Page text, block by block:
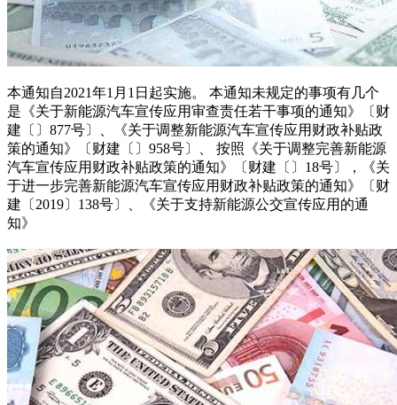
本通知自2021年1月1日起实施。 本通知未规定的事项有几个
是《关于新能源汽车宣传应用审查责任若干事项的通知》〔财
建〔〕877号〕、《关于调整新能源汽车宣传应用财政补贴政
策的通知》〔财建〔〕958号〕、 按照《关于调整完善新能源
汽车宣传应用财政补贴政策的通知》〔财建〔〕18号〕，《关
于进一步完善新能源汽车宣传应用财政补贴政策的通知》〔财
建〔2019〕138号〕、《关于支持新能源公交宣传应用的通
知》